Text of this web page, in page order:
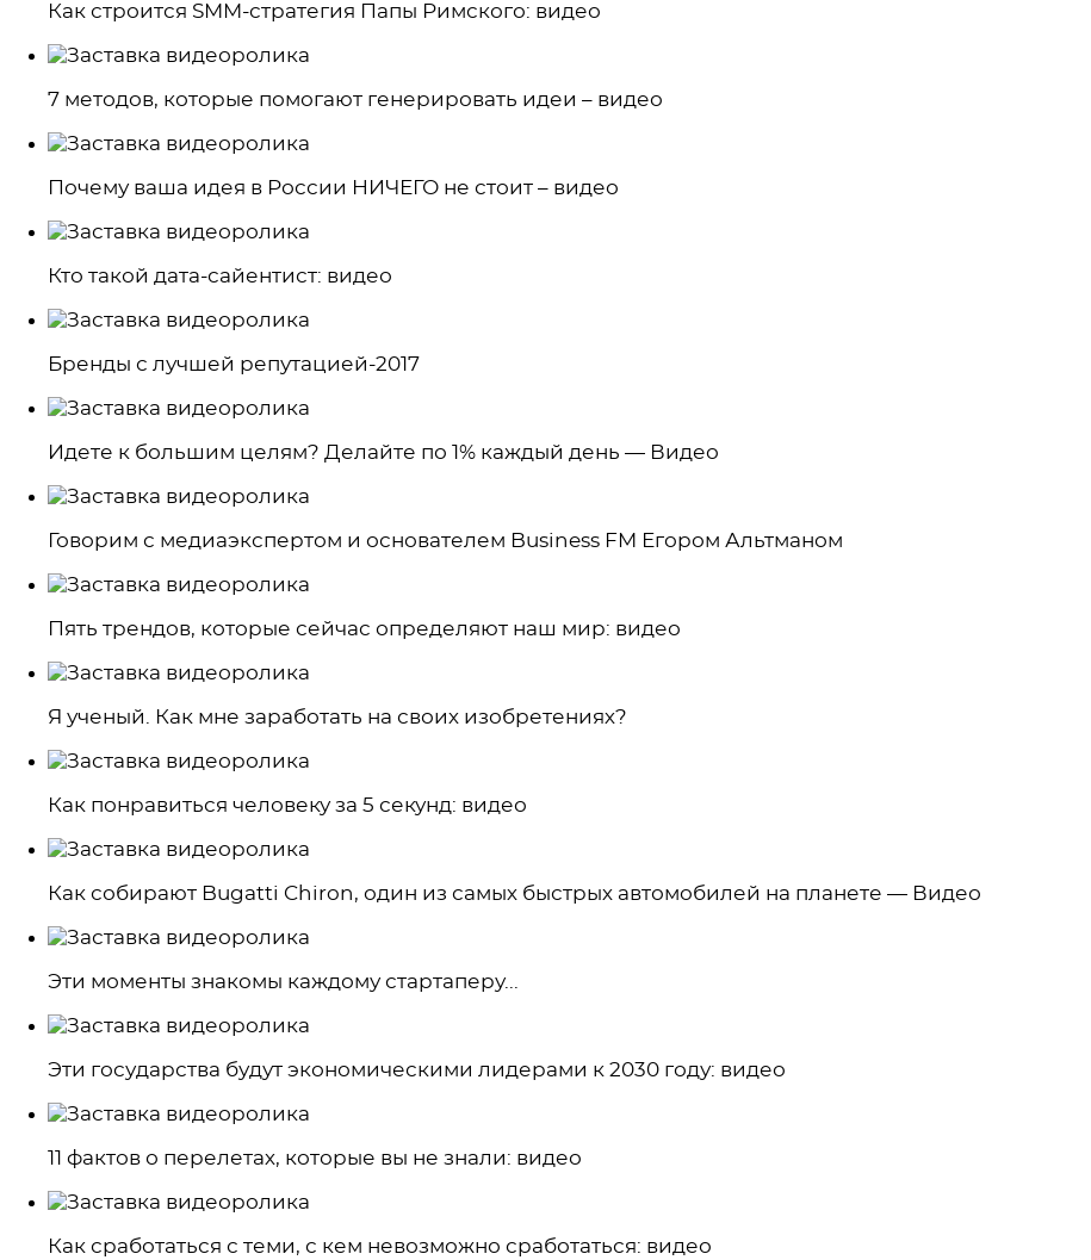
Как строится SMM-стратегия Папы Римского: видео
7 методов, которые помогают генерировать идеи – видео
Почему ваша идея в России НИЧЕГО не стоит – видео
Кто такой дата-сайентист: видео
Бренды с лучшей репутацией-2017
Идете к большим целям? Делайте по 1% каждый день — Видео
Говорим с медиаэкспертом и основателем Business FM Егором Альтманом
Пять трендов, которые сейчас определяют наш мир: видео
Я ученый. Как мне заработать на своих изобретениях?
Как понравиться человеку за 5 секунд: видео
Как собирают Bugatti Chiron, один из самых быстрых автомобилей на планете — Видео
Эти моменты знакомы каждому стартаперу...
Эти государства будут экономическими лидерами к 2030 году: видео
11 фактов о перелетах, которые вы не знали: видео
Как сработаться с теми, с кем невозможно сработаться: видео